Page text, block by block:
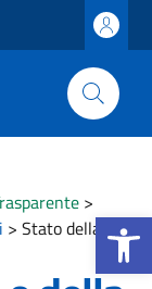
Apri la
>
> Stato della